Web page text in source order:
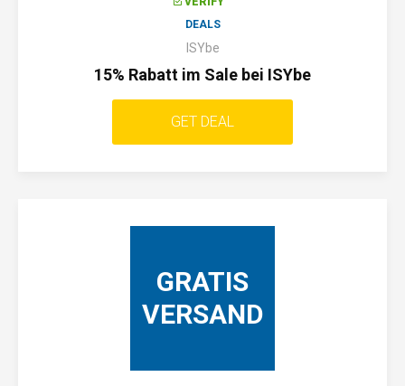
DEALS
ISYbe
15% Rabatt im Sale bei ISYbe
GET DEAL
GRATIS
VERSAND